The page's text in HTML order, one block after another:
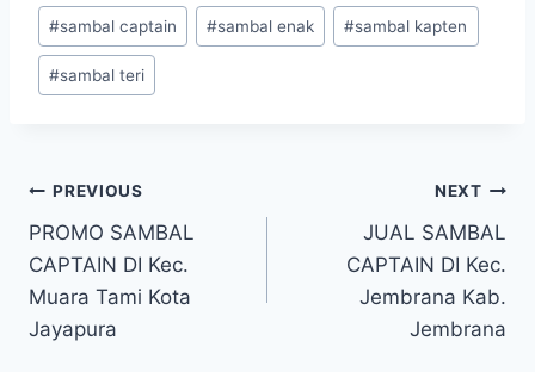
#sambal captain #sambal enak #sambal kapten
#sambal teri
PREVIOUS
PROMO SAMBAL
CAPTAIN DI Kec.
Muara Tami Kota
Jayapura
NEXT
JUAL SAMBAL
CAPTAIN DI Kec.
Jembrana Kab.
Jembrana